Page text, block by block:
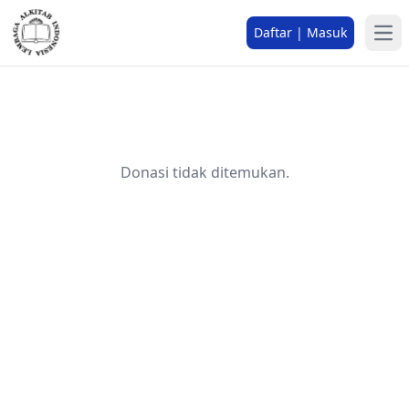
Daftar | Masuk
Donasi tidak ditemukan.